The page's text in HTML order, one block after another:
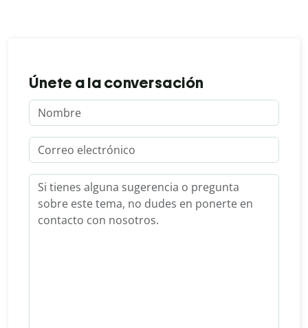
Únete a la conversación